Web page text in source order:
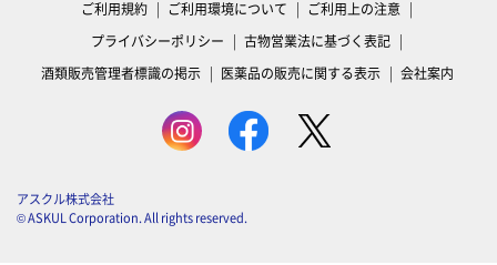
ご利用規約 ご利用環境について
ご利用上の注意
プライバシーポリシー
古物営業法に基づく表記
酒類販売管理者標識の掲示
医薬品の販売に関する表示 会社案内
アスクル株式会社
© ASKUL Corporation. All rights reserved.